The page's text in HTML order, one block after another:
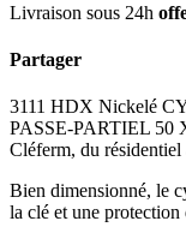
Livraison sous 24h
Partager
3111 HDX Nickelé
PASSE-PARTIEL 50
Cléferm, du résidentiel
Bien dimensionné, le
la clé et une protection